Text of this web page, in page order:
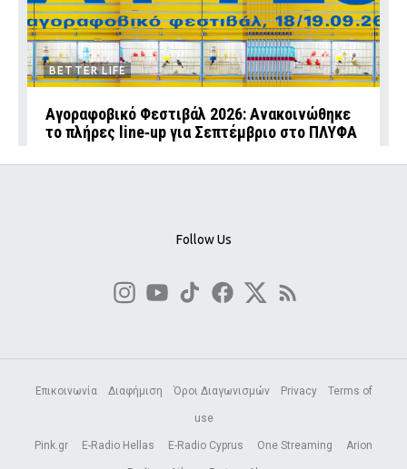
BETTER LIFE
Αγοραφοβικό Φεστιβάλ 2026: Ανακοινώθηκε
το πλήρες line‑up για Σεπτέμβριο στο ΠΛΥΦΑ
Follow Us
Επικοινωνία Διαφήμιση Όροι Διαγωνισμών Privacy Terms of
use
Pink.gr E-Radio Hellas E-Radio Cyprus One Streaming Arion